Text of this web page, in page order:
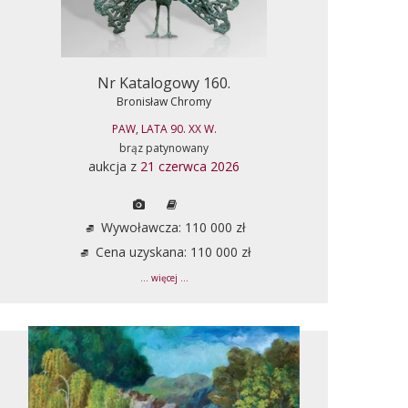
Nr Katalogowy 160.
Bronisław Chromy
PAW, LATA 90. XX W.
brąz patynowany
aukcja z 21 czerwca 2026
Wywoławcza: 110 000 zł
Cena uzyskana: 110 000 zł
... więcej ...